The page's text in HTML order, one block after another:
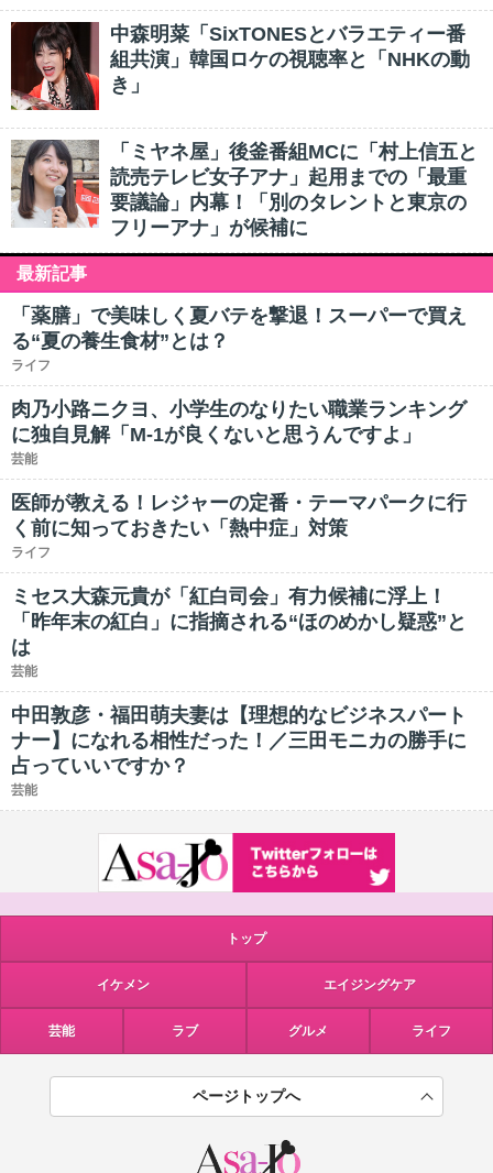
中森明菜「SixTONESとバラエティー番
組共演」韓国ロケの視聴率と「NHKの動
き」
「ミヤネ屋」後釜番組MCに「村上信五と
読売テレビ女子アナ」起用までの「最重
要議論」内幕！「別のタレントと東京の
フリーアナ」が候補に
最新記事
「薬膳」で美味しく夏バテを撃退！スーパーで買え
る“夏の養生食材”とは？
ライフ
肉乃小路ニクヨ、小学生のなりたい職業ランキング
に独自見解「M-1が良くないと思うんですよ」
芸能
医師が教える！レジャーの定番・テーマパークに行
く前に知っておきたい「熱中症」対策
ライフ
ミセス大森元貴が「紅白司会」有力候補に浮上！
「昨年末の紅白」に指摘される“ほのめかし疑惑”と
は
芸能
中田敦彦・福田萌夫妻は【理想的なビジネスパート
ナー】になれる相性だった！／三田モニカの勝手に
占っていいですか？
芸能
トップ
イケメン エイジングケア
芸能 ラブ グルメ ライフ
ページトップへ